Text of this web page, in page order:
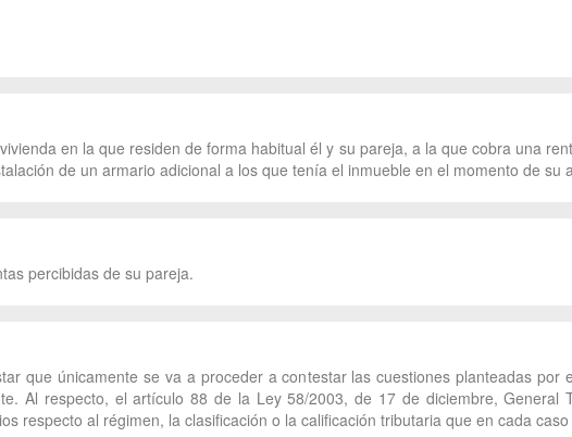
en la que residen de forma habitual él y su pareja, a la que cobra una
de un armario adicional a los que tenía el inmueble en el momento de su
percibidas de su pareja.
que únicamente se va a proceder a contestar las cuestiones planteadas
Al respecto, el artículo 88 de la Ley 58/2003, de 17 de diciembre, General
respecto al régimen, la clasificación o la calificación tributaria que en cada